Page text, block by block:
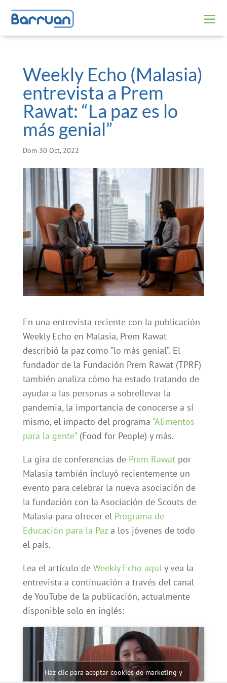
Weekly Echo (Malasia)
entrevista a Prem
Rawat: “La paz es lo
más genial”
Dom 30 Oct, 2022
En una entrevista reciente con la publicación
Weekly Echo en Malasia, Prem Rawat
describió la paz como “lo más genial”. El
fundador de la Fundación Prem Rawat (TPRF)
también analiza cómo ha estado tratando de
ayudar a las personas a sobrellevar la
pandemia, la importancia de conocerse a sí
mismo, el impacto del programa “Alimentos
para la gente”(Food for People) y más.
La gira de conferencias dePrem Rawatpor
Malasia también incluyó recientemente un
evento para celebrar la nueva asociación de
la fundación con la Asociación de Scouts de
Malasia para ofrecer el Programa de
Educación para la Paza los jóvenes de todo
el país.
Lea el artículo de Weekly Echo aquíy vea la
entrevista a continuación a través del canal
de YouTube de la publicación, actualmente
disponible solo en inglés:
Haz clic para aceptar cookies de marketing y